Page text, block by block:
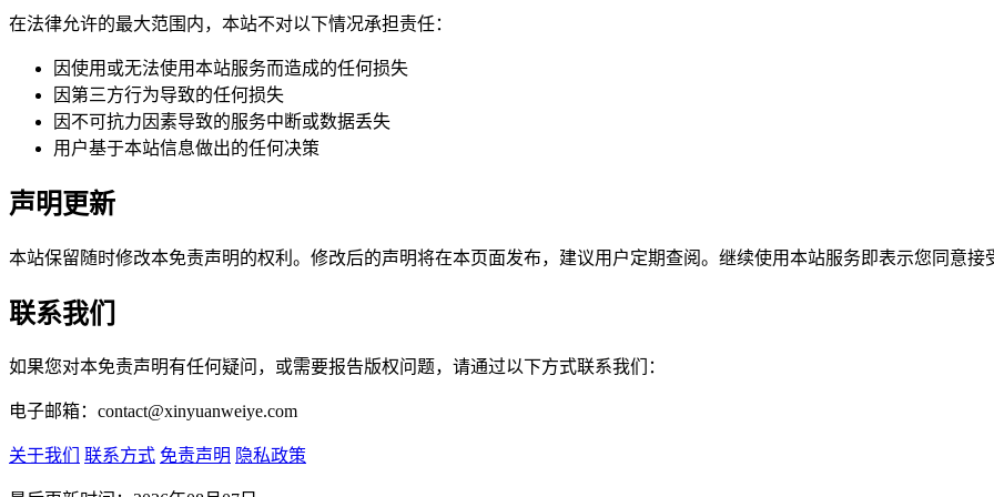
在法律允许的最大范围内，本站不对以下情况承担责任：
因使用或无法使用本站服务而造成的任何损失
因第三方行为导致的任何损失
因不可抗力因素导致的服务中断或数据丢失
用户基于本站信息做出的任何决策
声明更新
本站保留随时修改本免责声明的权利。修改后的声明将在本页面发布，建议用户定期查阅。继续使用本站服务即表示您同意接
联系我们
如果您对本免责声明有任何疑问，或需要报告版权问题，请通过以下方式联系我们：
电子邮箱：contact@xinyuanweiye.com
关于我们 联系方式 免责声明 隐私政策